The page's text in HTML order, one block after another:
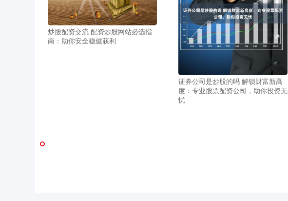
炒股配资交流 配资炒股网站必选指
南：助你安全稳健获利
证券公司是炒股的吗 解锁财富新高
度：专业股票配资公司，助你投资无
忧